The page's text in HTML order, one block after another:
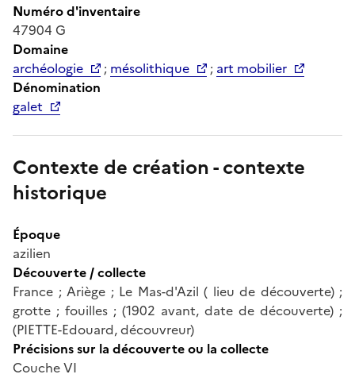
Numéro d'inventaire
47904 G
Domaine
archéologie
; mésolithique ; art mobilier
Dénomination
galet
Contexte de création - contexte
historique
Époque
azilien
Découverte / collecte
France ; Ariège ; Le Mas-d'Azil ( lieu de découverte) ;
grotte ; fouilles ; (1902 avant, date de découverte) ;
(PIETTE-Edouard, découvreur)
Précisions sur la découverte ou la collecte
Couche VI